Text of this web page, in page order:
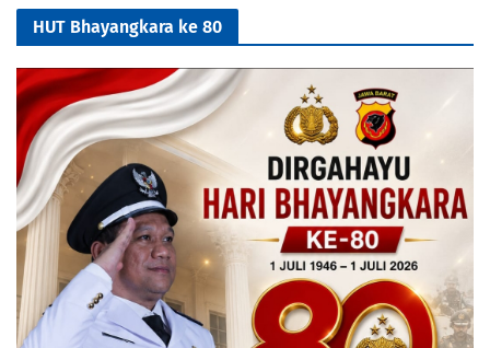
HUT Bhayangkara ke 80